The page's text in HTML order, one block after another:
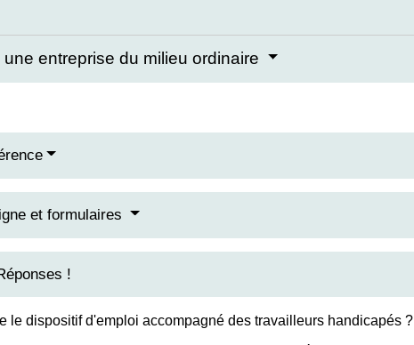
entreprise du milieu ordinaire
et formulaires
!
le dispositif d'emploi accompagné des travailleurs handicapés ?